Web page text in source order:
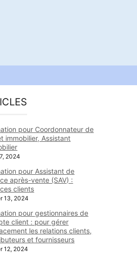
pour Coordonnateur de
immobilier, Assistant
2024
pour Assistant de
après-vente (SAV) :
clients
13, 2024
pour gestionnaires de
client : pour gérer
les relations clients,
et fournisseurs
12, 2024